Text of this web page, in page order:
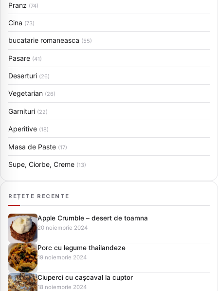
Pranz (74)
Cina (73)
bucatarie romaneasca (55)
Pasare (41)
Deserturi (26)
Vegetarian (26)
Garnituri (22)
Aperitive (18)
Masa de Paste (17)
Supe, Ciorbe, Creme (13)
REȚETE RECENTE
Apple Crumble – desert de toamna
20 noiembrie 2024
Porc cu legume thailandeze
19 noiembrie 2024
Ciuperci cu cașcaval la cuptor
18 noiembrie 2024